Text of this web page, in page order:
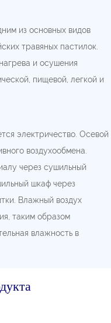
из основных видов
травяных пастилок.
и осушения
пищевой, легкой и
электричество. Осевой
воздухообмена.
через сушильный
шкаф через
Влажный воздух
таким образом
влажность в